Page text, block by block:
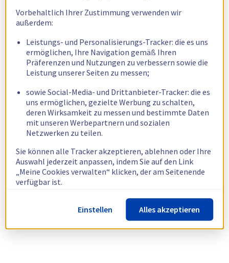
Vorbehaltlich Ihrer Zustimmung verwenden wir
außerdem:
Leistungs- und Personalisierungs-Tracker: die es uns
ermöglichen, Ihre Navigation gemäß Ihren
Präferenzen und Nutzungen zu verbessern sowie die
Leistung unserer Seiten zu messen;
sowie Social-Media- und Drittanbieter-Tracker: die es
uns ermöglichen, gezielte Werbung zu schalten,
deren Wirksamkeit zu messen und bestimmte Daten
mit unseren Werbepartnern und sozialen
Netzwerken zu teilen.
Sie können alle Tracker akzeptieren, ablehnen oder Ihre
Auswahl jederzeit anpassen, indem Sie auf den Link
„Meine Cookies verwalten“ klicken, der am Seitenende
verfügbar ist.
Weitere Informationen finden Sie in unsererRichtlinie
zur Verwendung von Cookies.
Einstellen Alles akzeptieren